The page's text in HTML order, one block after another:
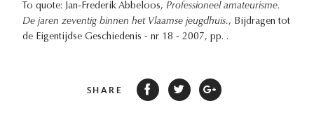
To quote: Jan-Frederik Abbeloos, Professioneel amateurisme.
De jaren zeventig binnen het Vlaamse jeugdhuis., Bijdragen tot
de Eigentijdse Geschiedenis - nr 18 - 2007, pp. .
SHARE